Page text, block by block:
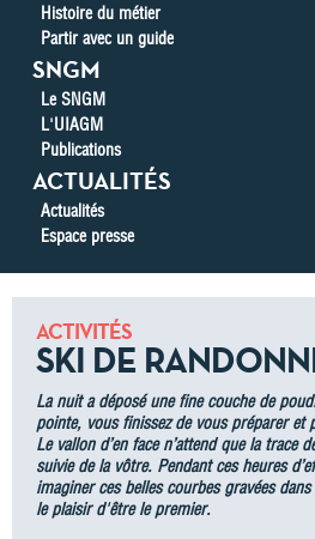
Histoire du métier
Partir avec un guide
SNGM
Le SNGM
L'UIAGM
Publications
ACTUALITÉS
Actualités
Espace presse
ACTIVITÉS
SKI DE
La nuit a déposé une fine couche de
pointe, vous finissez de vous préparer et
Le vallon d’en face n’attend que la trace
suivie de la vôtre. Pendant ces heures
imaginer ces belles courbes gravées
le plaisir d'être le premier.